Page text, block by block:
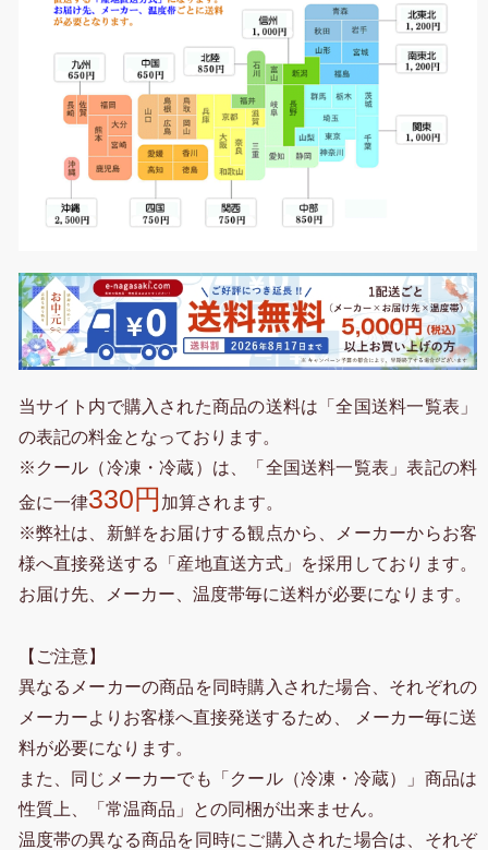
当サイト内で購入された商品の送料は「全国送料一覧表」
の表記の料金となっております。
※クール（冷凍・冷蔵）は、「全国送料一覧表」表記の料
金に一律330円 加算されます。
※弊社は、新鮮をお届けする観点から、メーカーからお客
様へ直接発送する「産地直送方式」を採用しております。
お届け先、メーカー、温度帯毎に送料が必要になります。
【ご注意】
異なるメーカーの商品を同時購入された場合、それぞれの
メーカーよりお客様へ直接発送するため、 メーカー毎に送
料が必要になります。
また、同じメーカーでも「クール（冷凍・冷蔵）」商品は
性質上、「常温商品」との同梱が出来ません。
温度帯の異なる商品を同時にご購入された場合は、それぞ